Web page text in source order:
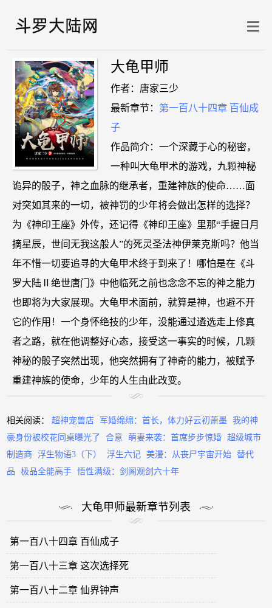
大龟甲师
作者：唐家三少
最新章节： 第一百八十四章 百仙成
子
作品简介：一个深藏于心的秘密，
一种叫大龟甲术的游戏，九颗神秘
诡异的骰子，神之血脉的继承者，重建神族的使命……面
对突如其来的一切，被神罚的少年将会做出怎样的选择？
为《神印王座》外传，还记得《神印王座》里那“手握日月
摘星辰，世间无我这般人”的死灵圣法神伊莱克斯吗？他当
年不惜一切要追寻的大龟甲术终于到来了！哪怕是在《斗
罗大陆Ⅱ绝世唐门》中他临死之前也念念不忘的神之能力
也即将为大家展现。大龟甲术面前，就算是神，也避不开
它的作用！一个身怀绝技的少年，没能通过遴选走上修真
者之路，就在他调整好心态，接受这一事实的时候，几颗
神秘的骰子突然出现，他突然拥有了神奇的能力，被赋予
重建神族的使命，少年的人生由此改变。
相关阅读：超神宠兽店 军婚绵绵：首长，体力好云初萧墨
我的神
豪身份被校花同桌曝光了
合意 萌妻来袭：首席步步惊婚
超级城市
制造商
浮生物语3（下） 浮生六记 美漫：从丧尸宇宙开始
替代
品
极品全能高手 悟性满级：剑阁观剑六十年
大龟甲师最新章节列表
第一百八十四章 百仙成子
第一百八十三章 这次选择死
第一百八十二章 仙界钟声